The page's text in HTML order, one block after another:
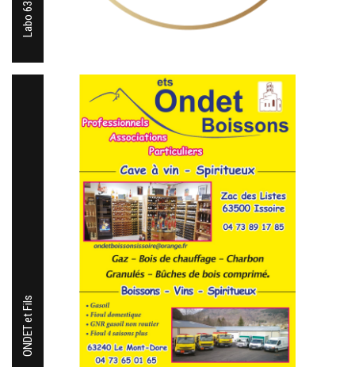
Labo 63
ONDET et Fils